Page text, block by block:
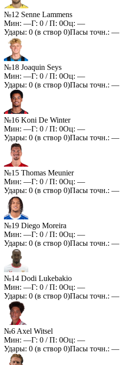
№12 Senne Lammens
Мин: —Г: 0 / П: 0Оц: —
Удары: 0 (в створ 0)Пасы точн.: —
№18 Joaquin Seys
Мин: —Г: 0 / П: 0Оц: —
Удары: 0 (в створ 0)Пасы точн.: —
№16 Koni De Winter
Мин: —Г: 0 / П: 0Оц: —
Удары: 0 (в створ 0)Пасы точн.: —
№15 Thomas Meunier
Мин: —Г: 0 / П: 0Оц: —
Удары: 0 (в створ 0)Пасы точн.: —
№19 Diego Moreira
Мин: —Г: 0 / П: 0Оц: —
Удары: 0 (в створ 0)Пасы точн.: —
№14 Dodi Lukebakio
Мин: —Г: 0 / П: 0Оц: —
Удары: 0 (в створ 0)Пасы точн.: —
№6 Axel Witsel
Мин: —Г: 0 / П: 0Оц: —
Удары: 0 (в створ 0)Пасы точн.: —